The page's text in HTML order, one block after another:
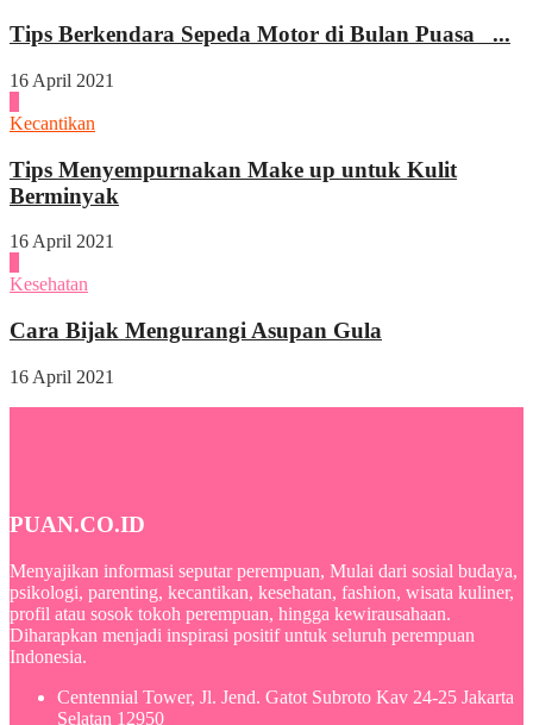
Tips Berkendara Sepeda Motor di Bulan Puasa ...
16 April 2021
Kecantikan
Tips Menyempurnakan Make up untuk Kulit
Berminyak
16 April 2021
Kesehatan
Cara Bijak Mengurangi Asupan Gula
16 April 2021
PUAN.CO.ID
Menyajikan informasi seputar perempuan, Mulai dari sosial budaya,
psikologi, parenting, kecantikan, kesehatan, fashion, wisata kuliner,
profil atau sosok tokoh perempuan, hingga kewirausahaan.
Diharapkan menjadi inspirasi positif untuk seluruh perempuan
Indonesia.
Centennial Tower, Jl. Jend. Gatot Subroto Kav 24-25 Jakarta
Selatan 12950